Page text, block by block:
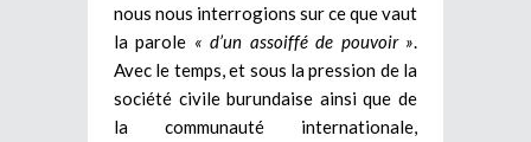
nous nous interrogions sur ce que vaut
la parole « d’un assoiffé de pouvoir »
Avec le temps, et sous la pression de la
société civile burundaise ainsi que de
la communauté internationale,